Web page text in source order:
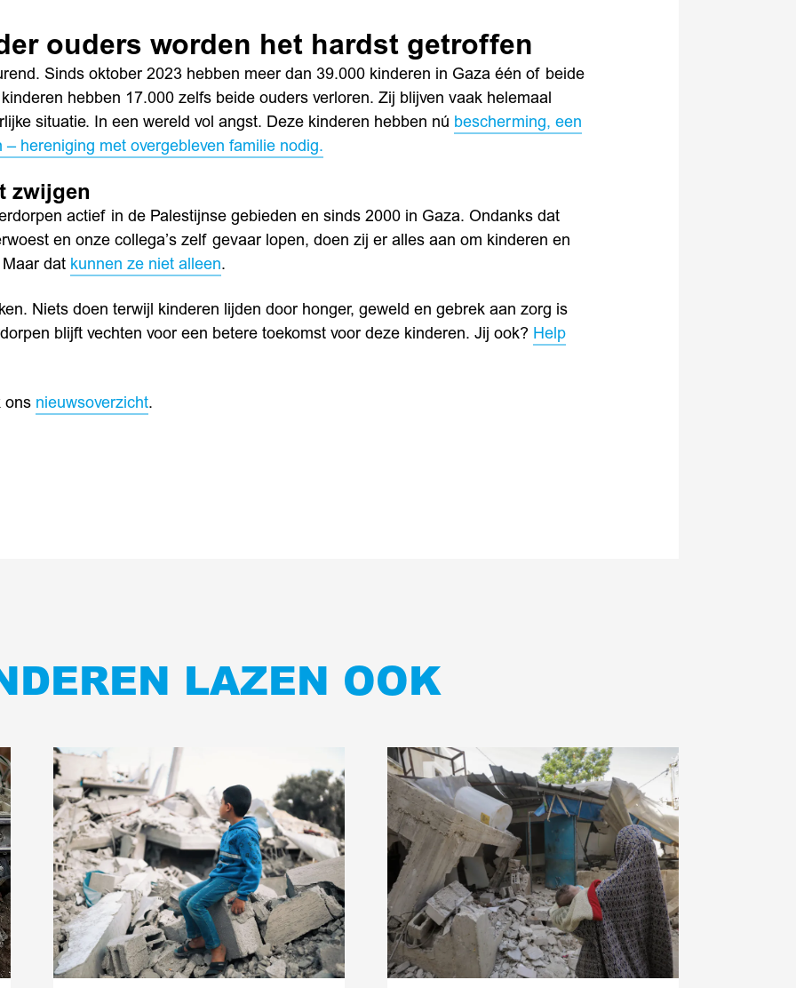
ouders worden het hardst getroffen
Sinds oktober 2023 hebben meer dan 39.000 kinderen in Gaza één of beide
hebben 17.000 zelfs beide ouders verloren. Zij blijven vaak helemaal
situatie. In een wereld vol angst. Deze kinderen hebben nú bescherming, een
hereniging met overgebleven familie nodig.
zwijgen
actief in de Palestijnse gebieden en sinds 2000 in Gaza. Ondanks dat
en onze collega’s zelf gevaar lopen, doen zij er alles aan om kinderen en
dat kunnen ze niet alleen.
Niets doen terwijl kinderen lijden door honger, geweld en gebrek aan zorg is
blijft vechten voor een betere toekomst voor deze kinderen. Jij ook? Help
ons nieuwsoverzicht.
LAZEN OOK
Lees
meer
Lees
meer